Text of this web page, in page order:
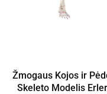
Žmogaus Kojos ir
Skeleto Modelis